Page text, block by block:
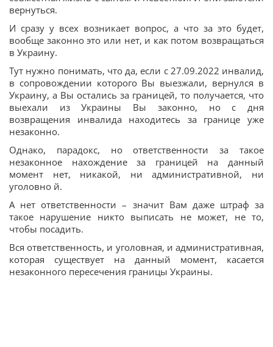
вернуться.
И сразу у всех возникает вопрос, а что за это будет,
вообще законно это или нет, и как потом возвращаться
в Украину.
Тут нужно понимать, что да, если с 27.09.2022 инвалид,
в сопровождении которого Вы выезжали, вернулся в
Украину, а Вы остались за границей, то получается, что
выехали из Украины Вы законно, но с дня
возвращения инвалида находитесь за границе уже
незаконно.
Однако, парадокс, но ответственности за такое
незаконное нахождение за границей на данный
момент нет, никакой, ни административной, ни
уголовно й.
А нет ответственности – значит Вам даже штраф за
такое нарушение никто выписать не может, не то,
чтобы посадить.
Вся ответственность, и уголовная, и административная,
которая существует на данный момент, касается
незаконного пересечения границы Украины.